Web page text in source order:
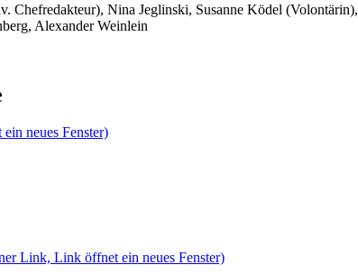
Chefredakteur), Nina Jeglinski, Susanne Ködel (Volontärin),
Alexander Weinlein
neues Fenster)
Link, Link öffnet ein neues Fenster)